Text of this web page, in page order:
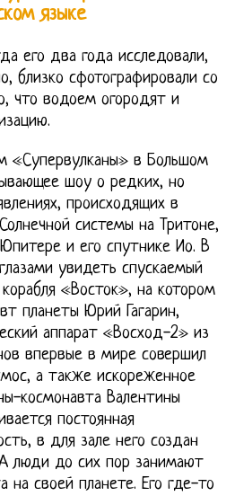
языке
его два года исследовали,
близко сфотографировали со
что водоем огородят и
«Супервулканы» в Большом
шоу о редких, но
происходящих в
системы на Тритоне,
и его спутнике Ио. В
увидеть спускаемый
«Восток», на котором
планеты Юрий Гагарин,
аппарат «Восход-2» из
впервые в мире совершил
а также искореженное
космонавта Валентины
постоянная
в для зале него создан
люди до сих пор занимают
своей планете. Его где-то